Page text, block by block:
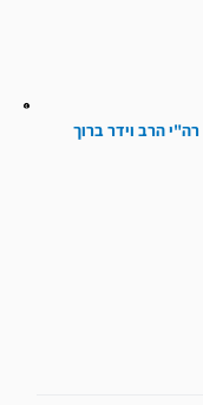
רה"י הרב וידר ברוך